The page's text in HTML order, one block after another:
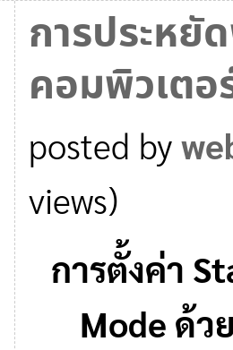
การประหยั
คอมพิวเต
posted by
views)
การตั้งค่า
Mode ด้ว